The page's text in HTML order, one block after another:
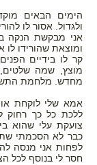
ולגדול. אסור לו
אני מבקשת הנקה
ומוצאת שהורידו לו
קר לו בידיים
מוצץ, שמה שלטים,
מחדש. מלחמת
אמא שלי לוקחת
צועקת עלי שהוא
כבר לא הסכמתי
לפחות אני מנסה
חסר לי בנוסף לכל